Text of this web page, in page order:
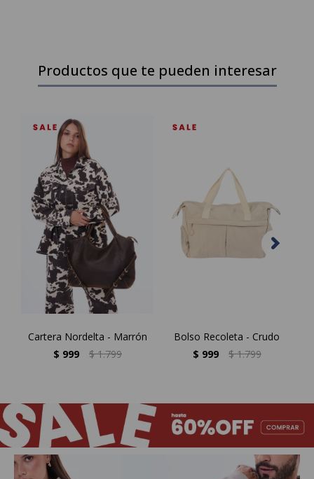
Productos que te pueden interesar
Cartera Nordelta - Marrón
$ 999 $ 1.799
Bolso Recoleta - Crudo
$ 999 $ 1.799